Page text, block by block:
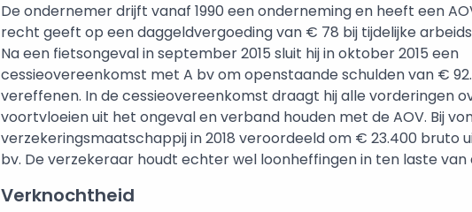
De ondernemer drijft vanaf 1990 een onderneming en heeft een
recht geeft op een daggeldvergoeding van € 78 bij tijdelijke
Na een fietsongeval in september 2015 sluit hij in oktober 2015 een
cessieovereenkomst met A bv om openstaande schulden van €
vereffenen. In de cessieovereenkomst draagt hij alle vorderingen
voortvloeien uit het ongeval en verband houden met de AOV. Bij
verzekeringsmaatschappij in 2018 veroordeeld om € 23.400 bruto
bv. De verzekeraar houdt echter wel loonheffingen in ten laste van
Verknochtheid